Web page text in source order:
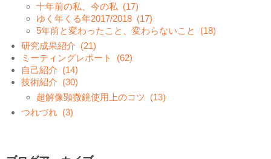
十年前の私、今の私 (17)
ゆく年くる年2017/2018 (17)
5年前と変わったこと、変わらないこと
(18)
研究成果紹介 (21)
ミーティングレポート
(62)
自己紹介 (14)
技術紹介 (30)
超解像顕微鏡使用上のコツ (13)
つれづれ (3)